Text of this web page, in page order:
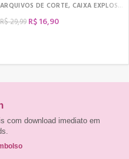
, DIA DOS NAMORADOS,KIT
ARQUIVOS DE CORTE, CAIXA EXPLOSÃO
R$29,99 R$16,90
com download imediato em